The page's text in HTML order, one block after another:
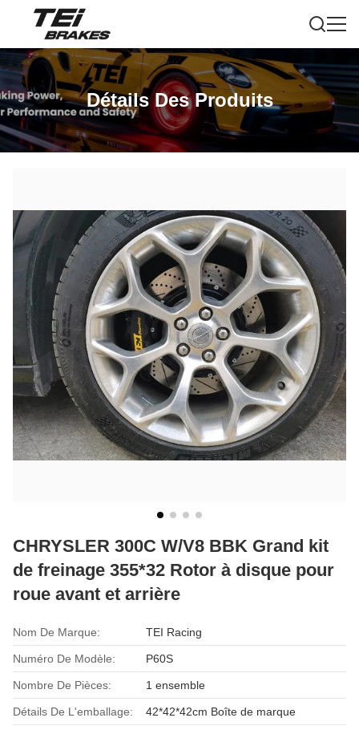
Détails Des Produits
CHRYSLER 300C W/V8 BBK Grand kit
de freinage 355*32 Rotor à disque pour
roue avant et arrière
Nom De Marque: TEI Racing
Numéro De Modèle: P60S
Nombre De Pièces: 1 ensemble
Détails De L'emballage: 42*42*42cm Boîte de marque